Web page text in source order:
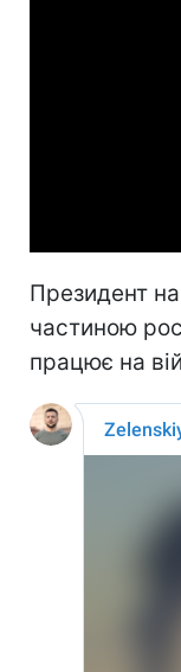
Президент
частиною
працює на